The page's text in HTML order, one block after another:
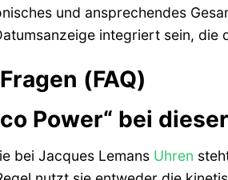
und ansprechendes
integriert sein,
(FAQ)
Power“ bei
bei Jacques Lemans Uhren